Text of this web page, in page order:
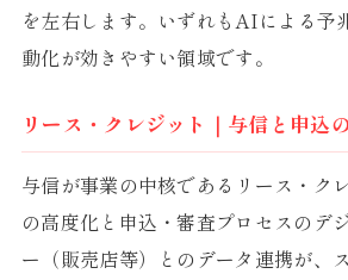
を左右します。いずれもAIによる予
動化が効きやすい領域です。
リース・クレジット｜与信と申込
与信が事業の中核であるリース・ク
の高度化と申込・審査プロセスのデ
ー（販売店等）とのデータ連携が、